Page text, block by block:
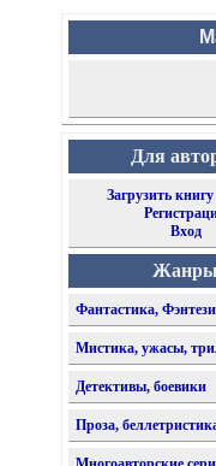
Для
Загрузить
Вход
Жанры
Фантастика, Фэнтези
Мистика, ужасы,
Детективы, боевики
Проза,